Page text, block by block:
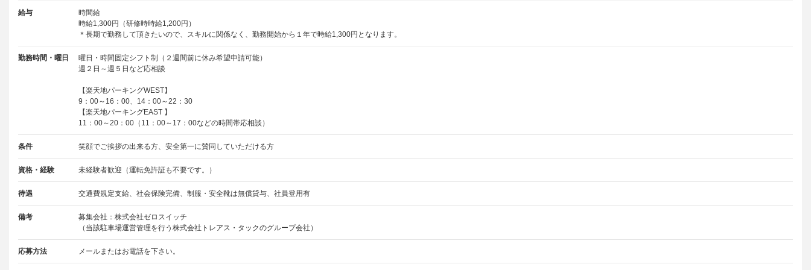
給与
時間給
時給1,300円（研修時時給1,200円）
＊長期で勤務して頂きたいので、スキルに関係なく、勤務開始から１年で時給1,300円となります。
勤務時間・曜日
曜日・時間固定シフト制（２週間前に休み希望申請可能）
週２日～週５日など応相談
【楽天地パーキングWEST】
9：00～16：00、14：00～22：30
【楽天地パーキングEAST 】
11：00～20：00（11：00～17：00などの時間帯応相談）
条件 笑顔でご挨拶の出来る方、安全第一に賛同していただける方
資格・経験 未経験者歓迎（運転免許証も不要です。）
待遇 交通費規定支給、社会保険完備、制服・安全靴は無償貸与、社員登用有
備考
募集会社：株式会社ゼロスイッチ
（当該駐車場運営管理を行う株式会社トレアス・タックのグループ会社）
応募方法 メールまたはお電話を下さい。